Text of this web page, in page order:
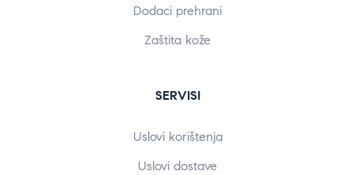
Dodaci prehrani
Zaštita kože
SERVISI
Uslovi korištenja
Uslovi dostave